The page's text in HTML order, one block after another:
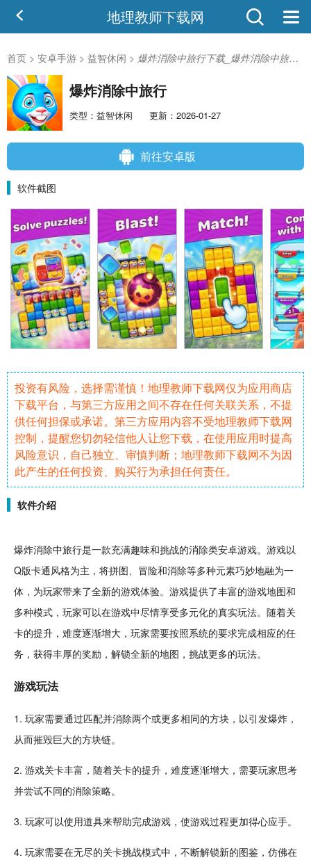
地理教师下载网
首页 > 安卓手游 > 益智休闲 > 爆炸消除中旅行下载_爆炸消除中旅行1.29.31532安卓版
爆炸消除中旅行
类型：益智休闲 更新：2026-01-27
前往安卓版
软件截图
投资有风险，选择需谨慎！地理教师下载网仅为应用商店
下载平台，与第三方应用之间不存在任何关联关系，不提
供任何担保或承诺。第三方应用内容不受地理教师下载网
控制，提醒您切勿轻信他人让您下载，在使用应用时提高
风险意识，自己独立、审慎判断；地理教师下载网不为因
此产生的任何投资、购买行为承担任何责任。
软件介绍
爆炸消除中旅行是一款充满趣味和挑战的消除类安卓游戏。游戏以
Q版卡通风格为主，将拼图、 冒险和消除等多种元素巧妙地融为一
体，为玩家带来了全新的游戏体验。游戏提供了丰富的游戏地图和
多种模式，玩家可以在游戏中尽情享受多元化的真实玩法。随着关
卡的提升，难度逐渐增大，玩家需要按照系统的要求完成相应的任
务 ，获得丰厚的奖励 ， 解锁全新的地图，挑战更多的玩法。
游戏玩法
1. 玩家需要通过匹配并消除两个或更多相同的方块 ，以引发爆炸，
从而摧毁巨大的方块链。
2. 游戏关卡丰富，随着关卡的提升，难度逐渐增大，需要玩家思考
并尝试不同的消除策略。
3. 玩家可以使用道具来帮助完成游戏，使游戏过程更加得心应手。
4. 玩家需要在无尽的关卡挑战模式中，不断解锁新的图鉴 ，仿佛在